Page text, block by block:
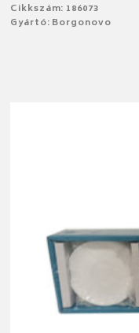
Cikkszám: 186073
Gyártó: Borgonovo